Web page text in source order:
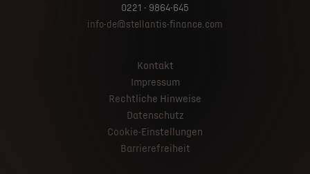
0221 - 9864-645
info-de@stellantis-finance.com
Kontakt
Impressum
Rechtliche Hinweise
Datenschutz
Cookie-Einstellungen
Barrierefreiheit